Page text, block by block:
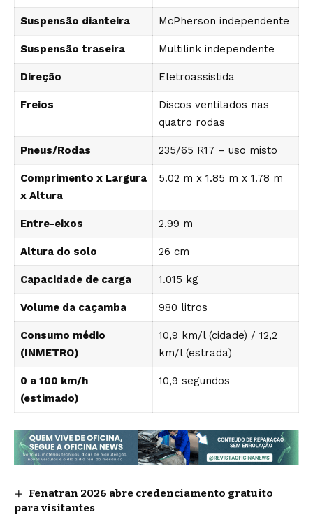
Suspensão dianteira McPherson independente
Suspensão traseira Multilink independente
Direção Eletroassistida
Freios
Discos ventilados nas
quatro rodas
Pneus/Rodas 235/65 R17 – uso misto
Comprimento x Largura
x Altura
5.02 m x 1.85 m x 1.78 m
Entre-eixos 2.99 m
Altura do solo 26 cm
Capacidade de carga 1.015 kg
Volume da caçamba 980 litros
Consumo médio
(INMETRO)
10,9 km/l (cidade) / 12,2
km/l (estrada)
0 a 100 km/h
(estimado)
10,9 segundos
Fenatran 2026 abre credenciamento gratuito
para visitantes